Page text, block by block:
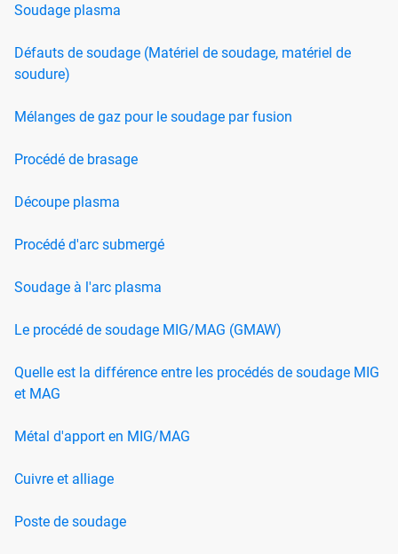
Soudage plasma
Défauts de soudage (Matériel de soudage, matériel de
soudure)
Mélanges de gaz pour le soudage par fusion
Procédé de brasage
Découpe plasma
Procédé d'arc submergé
Soudage à l'arc plasma
Le procédé de soudage MIG/MAG (GMAW)
Quelle est la différence entre les procédés de soudage MIG
et MAG
Métal d'apport en MIG/MAG
Cuivre et alliage
Poste de soudage